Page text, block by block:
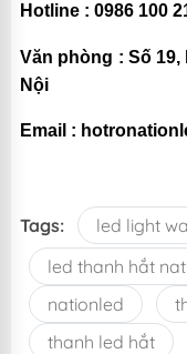
Hotline : 0986 100
Văn phòng : Số 19,
Nội
Email :
Tags: led light
led thanh hắt
nationled
thanh led hắt